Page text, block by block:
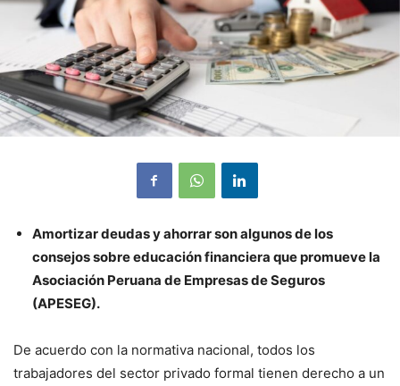
Amortizar deudas y ahorrar son algunos de los
consejos sobre educación financiera que promueve la
Asociación Peruana de Empresas de Seguros
(APESEG).
De acuerdo con la normativa nacional, todos los
trabajadores del sector privado formal tienen derecho a un